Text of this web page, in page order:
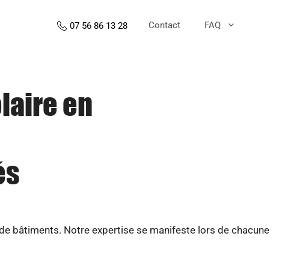
07 56 86 13 28 Contact FAQ
en
bâtiments. Notre expertise se manifeste lors de chacune